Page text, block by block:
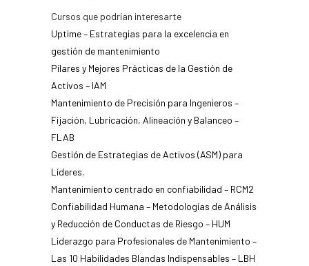
Cursos que podrían interesarte
Uptime – Estrategias para la excelencia en
gestión de mantenimiento
Pilares y Mejores Prácticas de la Gestión de
Activos – IAM
Mantenimiento de Precisión para Ingenieros –
Fijación, Lubricación, Alineación y Balanceo –
FLAB
Gestión de Estrategias de Activos (ASM) para
Líderes.
Mantenimiento centrado en confiabilidad – RCM2
Confiabilidad Humana – Metodologías de Análisis
y Reducción de Conductas de Riesgo – HUM
Liderazgo para Profesionales de Mantenimiento –
Las 10 Habilidades Blandas Indispensables – LBH